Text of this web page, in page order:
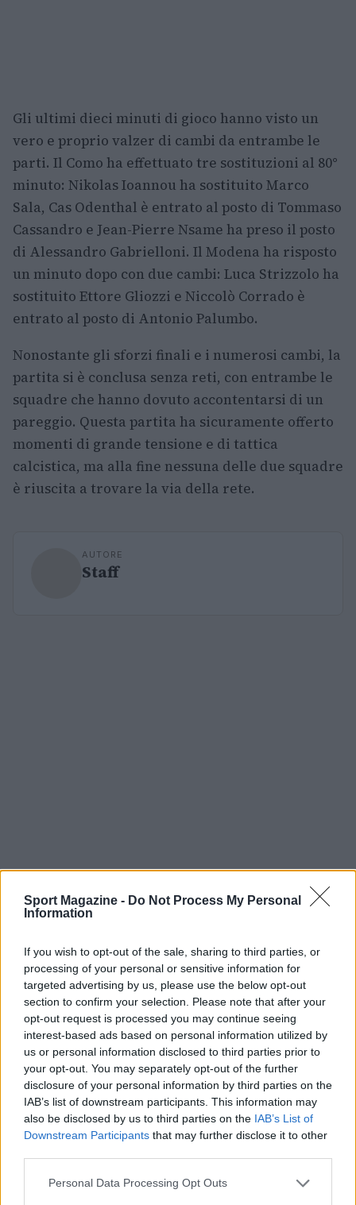
Sport Magazine - Do Not Process My Personal
Information
If you wish to opt-out of the sale, sharing to third parties, or
processing of your personal or sensitive information for
targeted advertising by us, please use the below opt-out
section to confirm your selection. Please note that after your
opt-out request is processed you may continue seeing
interest-based ads based on personal information utilized by
us or personal information disclosed to third parties prior to
your opt-out. You may separately opt-out of the further
disclosure of your personal information by third parties on the
IAB’s list of downstream participants. This information may
also be disclosed by us to third parties on the IAB’s List of
Downstream Participants that may further disclose it to other
Please note that this website/app uses one or more Google
Personal Data Processing Opt Outs
Gli ultimi dieci minuti di gioco hanno visto un
vero e proprio valzer di cambi da entrambe le
parti. Il Como ha effettuato tre sostituzioni al 80°
minuto: Nikolas Ioannou ha sostituito Marco
Sala, Cas Odenthal è entrato al posto di Tommaso
Cassandro e Jean-Pierre Nsame ha preso il posto
di Alessandro Gabrielloni. Il Modena ha risposto
un minuto dopo con due cambi: Luca Strizzolo ha
sostituito Ettore Gliozzi e Niccolò Corrado è
entrato al posto di Antonio Palumbo.
Nonostante gli sforzi finali e i numerosi cambi, la
partita si è conclusa senza reti, con entrambe le
squadre che hanno dovuto accontentarsi di un
pareggio. Questa partita ha sicuramente offerto
momenti di grande tensione e di tattica
calcistica, ma alla fine nessuna delle due squadre
è riuscita a trovare la via della rete.
AUTORE
Staff
Continua a leggere
RISULTATI
Serie A, l’Inter chiude a 87 punti: il distacco dal Napoli
è di 11 lunghezze
Francesca Lombardi · 5 Giu 2026